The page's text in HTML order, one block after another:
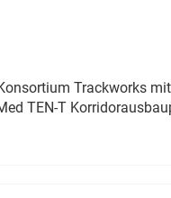
Trackworks
TEN-T